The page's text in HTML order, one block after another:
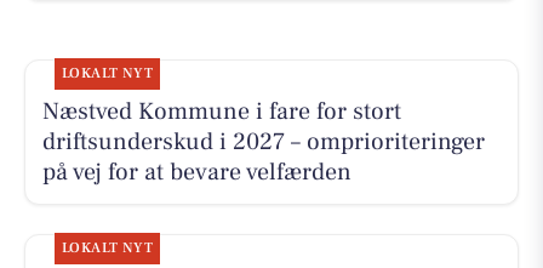
LOKALT NYT
Næstved Kommune i fare for stort
driftsunderskud i 2027 – omprioriteringer
på vej for at bevare velfærden
LOKALT NYT